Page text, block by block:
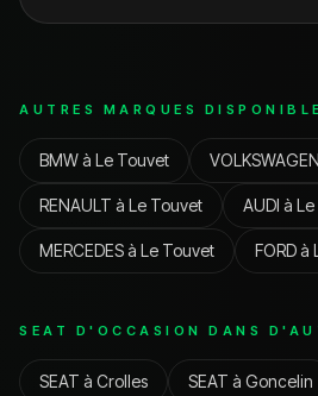
AUTRES MARQUES
BMWà Le Touvet VOLKSWAGEN
RENAULT à Le Touvet AUDI à
MERCEDESà Le Touvet FORDà
SEAT D'OCCASION DANS
SEAT à Crolles SEAT à Goncelin